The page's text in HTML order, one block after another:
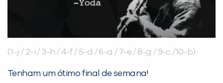
(1-j / 2-i / 3-h / 4-f / 5-d / 6-a / 7-e / 8-g / 9-c /10-b)
Tenham um ótimo final de semana!